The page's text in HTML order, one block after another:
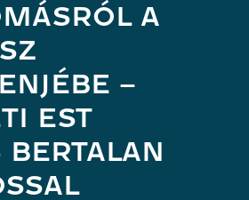
A
–
EST
BERTALAN